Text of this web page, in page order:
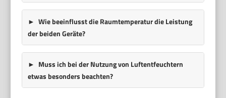
Wie beeinflusst die Raumtemperatur die Leistung
der beiden Geräte?
Muss ich bei der Nutzung von Luftentfeuchtern
etwas besonders beachten?